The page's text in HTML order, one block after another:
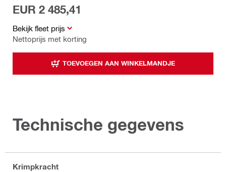
Bekijk fleet prijs
Nettoprijs met korting
EUR 2 485,41
TOEVOEGEN AAN WINKELMANDJE
Technische gegevens
Krimpkracht